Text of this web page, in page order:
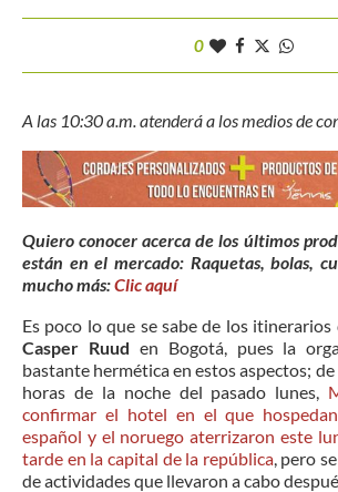
0
A las 10:30 a.m. atenderá a los medios de
Quiero conocer acerca de los últimos
están en el mercado: Raquetas, bolas,
mucho más:Clic aquí
Es poco lo que se sabe de los itinerarios
Casper Ruud en Bogotá, pues la
bastante hermética en estos aspectos;
horas de la noche del pasado lunes,
confirmar el hotel en el que hospedan
español y el noruego aterrizaron este
tarde en la capital de la república, pero
de actividades que llevaron a cabo